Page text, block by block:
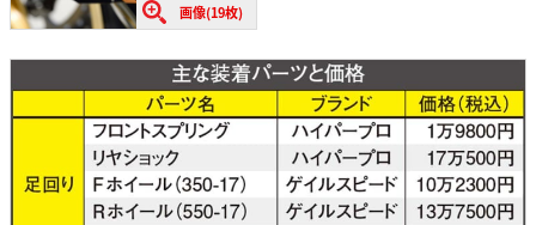
画像(19枚)